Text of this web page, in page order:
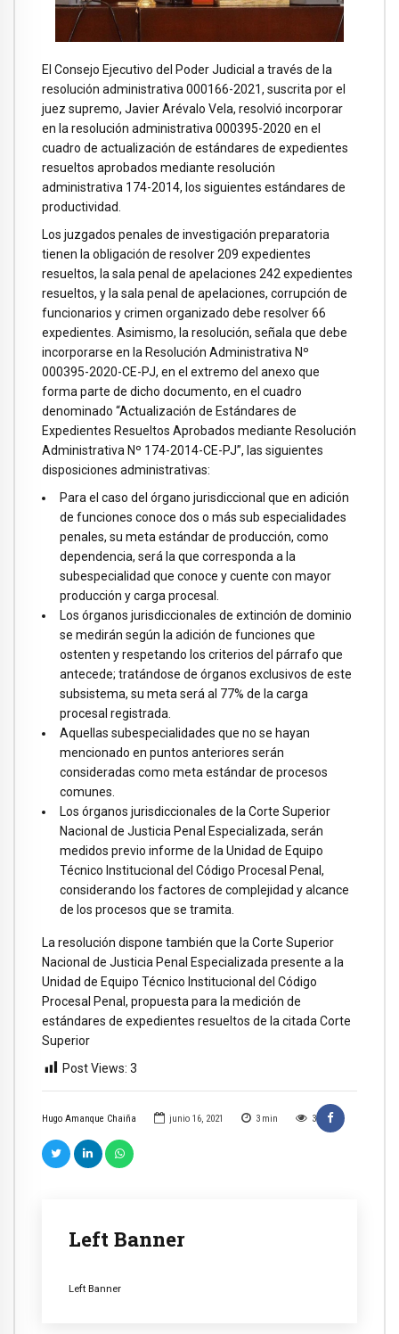
Hugo Amanque Chaiña junio 16, 2021 3 min 3
Left Banner
Left Banner
El Consejo Ejecutivo del Poder Judicial a través de la
resolución administrativa 000166-2021, suscrita por el
juez supremo, Javier Arévalo Vela, resolvió incorporar
en la resolución administrativa 000395-2020 en el
cuadro de actualización de estándares de expedientes
resueltos aprobados mediante resolución
administrativa 174-2014, los siguientes estándares de
productividad.
Los juzgados penales de investigación preparatoria
tienen la obligación de resolver 209 expedientes
resueltos, la sala penal de apelaciones 242 expedientes
resueltos, y la sala penal de apelaciones, corrupción de
funcionarios y crimen organizado debe resolver 66
expedientes. Asimismo, la resolución, señala que debe
incorporarse en la Resolución Administrativa Nº
000395-2020-CE-PJ, en el extremo del anexo que
forma parte de dicho documento, en el cuadro
denominado “Actualización de Estándares de
Expedientes Resueltos Aprobados mediante Resolución
Administrativa Nº 174-2014-CE-PJ”, las siguientes
disposiciones administrativas:
Para el caso del órgano jurisdiccional que en adición
de funciones conoce dos o más sub especialidades
penales, su meta estándar de producción, como
dependencia, será la que corresponda a la
subespecialidad que conoce y cuente con mayor
producción y carga procesal.
Los órganos jurisdiccionales de extinción de dominio
se medirán según la adición de funciones que
ostenten y respetando los criterios del párrafo que
antecede; tratándose de órganos exclusivos de este
subsistema, su meta será al 77% de la carga
procesal registrada.
Aquellas subespecialidades que no se hayan
mencionado en puntos anteriores serán
consideradas como meta estándar de procesos
comunes.
Los órganos jurisdiccionales de la Corte Superior
Nacional de Justicia Penal Especializada, serán
medidos previo informe de la Unidad de Equipo
Técnico Institucional del Código Procesal Penal,
considerando los factores de complejidad y alcance
de los procesos que se tramita.
La resolución dispone también que la Corte Superior
Nacional de Justicia Penal Especializada presente a la
Unidad de Equipo Técnico Institucional del Código
Procesal Penal, propuesta para la medición de
estándares de expedientes resueltos de la citada Corte
Superior
Post Views: 3